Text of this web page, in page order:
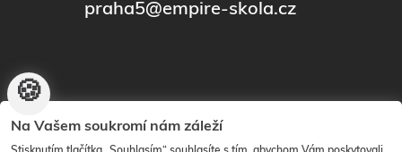
praha5@empire-skola.cz
🍪
Na Vašem soukromí nám záleží